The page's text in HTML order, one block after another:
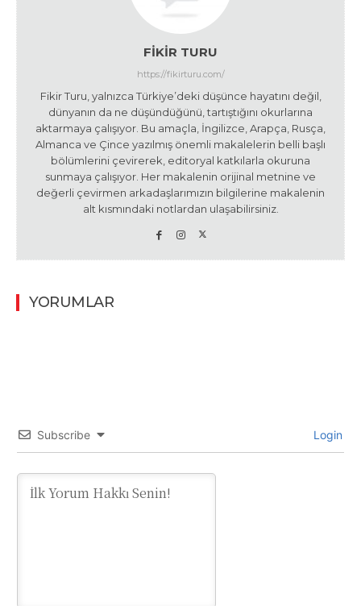
FIKIR TURU
https://fikirturu.com/
Fikir Turu, yalnızca Türkiye’deki düşünce hayatını değil,
dünyanın da ne düşündüğünü, tartıştığını okurlarına
aktarmaya çalışıyor. Bu amaçla, İngilizce, Arapça, Rusça,
Almanca ve Çince yazılmış önemli makalelerin belli başlı
bölümlerini çevirerek, editoryal katkılarla okuruna
sunmaya çalışıyor. Her makalenin orijinal metnine ve
değerli çevirmen arkadaşlarımızın bilgilerine makalenin
alt kısmındaki notlardan ulaşabilirsiniz.
YORUMLAR
Subscribe Login